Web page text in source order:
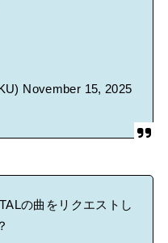
November 15, 2025
の曲をリクエストし